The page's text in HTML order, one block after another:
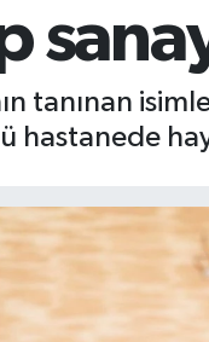
tanınan
hastanede